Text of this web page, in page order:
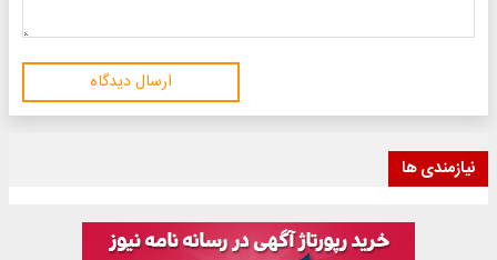
ارسال دیدگاه
نیازمندی ها